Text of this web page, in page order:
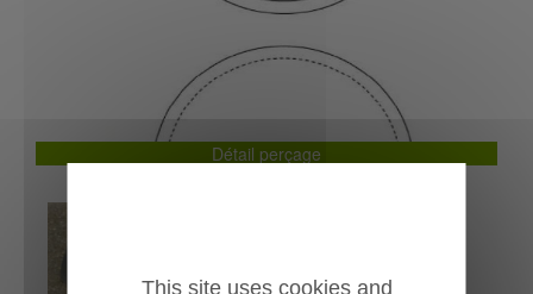
Détail perçage
This site uses cookies and